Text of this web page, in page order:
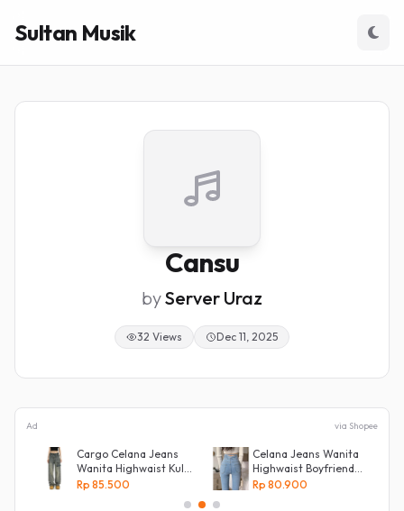
Sultan Musik
Cansu
byServer Uraz
32 Views Dec 11, 2025
Ad via Shopee
Cargo Celana Jeans
Wanita Highwaist Kulot
Loose
Rp 85.500
Celana Jeans Wanita
Highwaist Boyfriend
Silang Belakang
Rp 80.900